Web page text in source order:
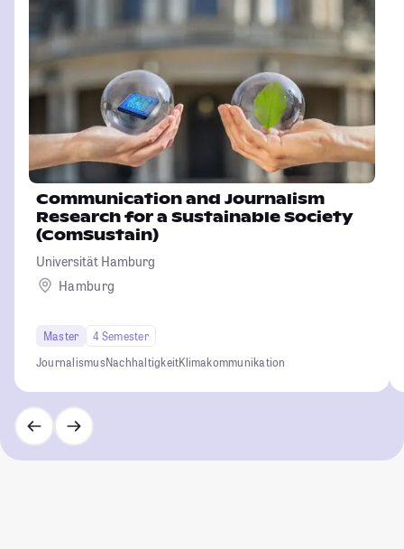
Communication and Journalism
Research for a Sustainable Society
(ComSustain)
Universität Hamburg
Hamburg
Master
4 Semester
JournalismusNachhaltigkeitKlimakommunikation